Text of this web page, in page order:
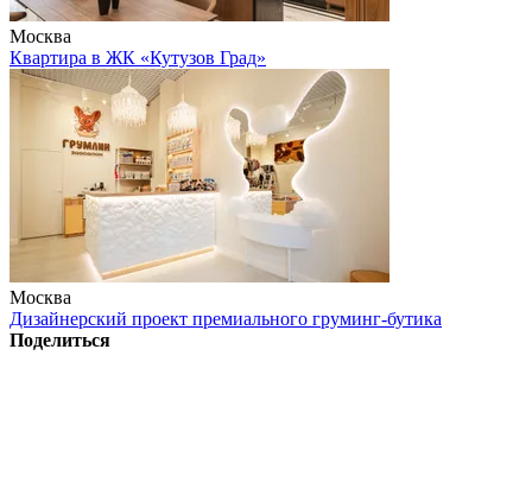
Москва
Квартира в ЖК «Кутузов Град»
Москва
Дизайнерский проект премиального груминг-бутика
Поделиться